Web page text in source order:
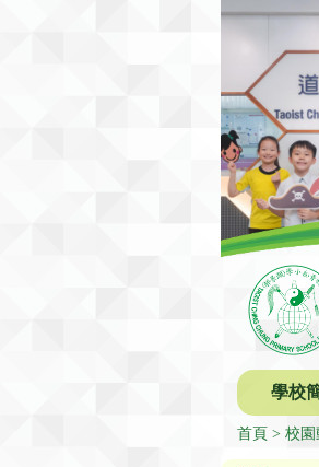
學校
首頁 校園